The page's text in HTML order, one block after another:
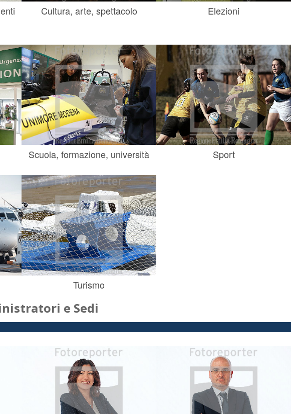
Cultura, arte, spettacolo Elezioni
Scuola, formazione, università Sport
Turismo
e Sedi